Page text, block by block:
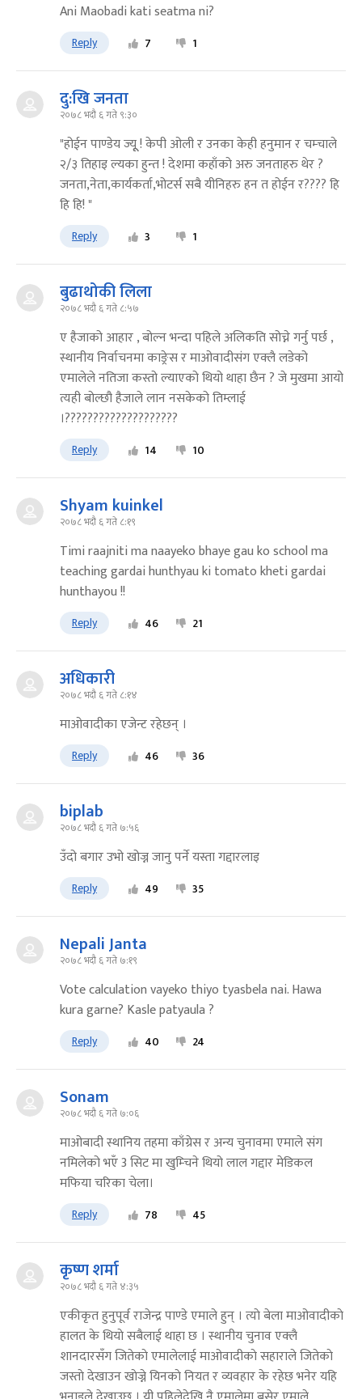
Ani Maobadi kati seatma ni?
Reply 7 1
दु:खि जनता
२०७८ भदौ ६ गते ९:३०
"होईन पाण्डेय ज्यूू ! केपी ओली र उनका केही हनुमान र चम्चाले
२/३ तिहाइ ल्यका हुन्त ! देशमा कहाँको अरु जनताहरु थेर ?
जनता,नेता,कार्यकर्ता,भोटर्स सबै यीनिहरु हन त होईन र???? हि
हि हि! "
Reply 3 1
बुढाथोकी लिला
२०७८ भदौ ६ गते ८:५७
ए हैजाको आहार , बोल्न भन्दा पहिले अलिकति सोच्ने गर्नु पर्छ ,
स्थानीय निर्वाचनमा काङ्रेस र माओवादीसंग एक्लै लडेको
एमालेले नतिजा कस्तो ल्याएको थियो थाहा छैन ? जे मुखमा आयो
त्यही बोल्छौ हैजाले लान नसकेको तिम्लाई
।????????????????????
Reply 14 10
Shyam kuinkel
२०७८ भदौ ६ गते ८:१९
Timi raajniti ma naayeko bhaye gau ko school ma
teaching gardai hunthyau ki tomato kheti gardai
hunthayou !!
Reply 46 21
अधिकारी
२०७८ भदौ ६ गते ८:१४
माओवादीका एजेन्ट रहेछन् ।
Reply 46 36
biplab
२०७८ भदौ ६ गते ७:५६
उँदो बगार उभो खोज्न जानु पर्ने यस्ता गद्दारलाइ
Reply 49 35
Nepali Janta
२०७८ भदौ ६ गते ७:१९
Vote calculation vayeko thiyo tyasbela nai. Hawa
kura garne? Kasle patyaula ?
Reply 40 24
Sonam
२०७८ भदौ ६ गते ७:०६
माओबादी स्थानिय तहमा काँग्रेस र अन्य चुनावमा एमाले संग
नमिलेको भएँ 3 सिट मा खुम्चिने थियो लाल गद्दार मेडिकल
मफिया चरिका चेला।
Reply 78 45
कृष्ण शर्मा
२०७८ भदौ ६ गते ४:३५
एकीकृत हुनुपूर्व राजेन्द्र पाण्डे एमाले हुन् । त्याे बेला माओवादीकाे
हालत के थियाे सबैलाई थाहा छ । स्थानीय चुनाव एक्लै
शानदारसँग जितेकाे एमालेलाई माओवादीकाे सहाराले जितेकाे
जस्ताे देखाउन खाेज्ने यिनकाे नियत र व्यवहार के रहेछ भनेर यहि